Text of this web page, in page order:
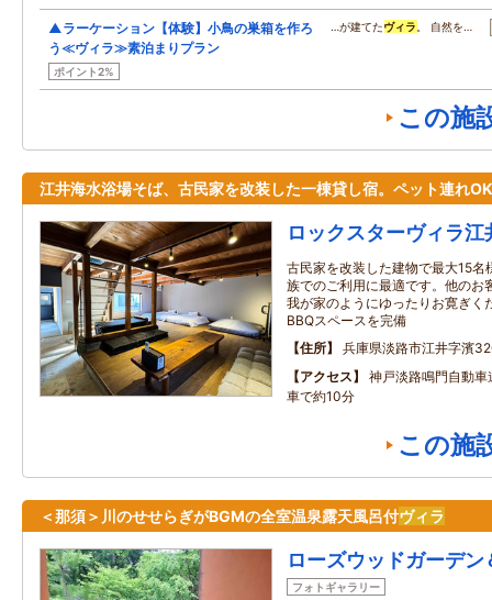
▲ラーケーション【体験】小鳥の巣箱を作ろ
う≪ヴィラ≫素泊まりプラン
ポイント2%
…が建てたヴィラ 。 自然を…
この施
江井海水浴場そば、古民家を改装した一棟貸し宿。ペット連れ
ロックスターヴィラ
古民家を改装した建物で最大15名
族でのご利用に最適です。他のお
我が家のようにゆったりお寛ぎく
BBQスペースを完備
住所
兵庫県淡路市江井字濱
アクセス
神戸淡路鳴門自動
車で約10分
この施
＜那須＞川のせせらぎがBGMの全室温泉露天風呂付ヴィラ
ローズウッドガーデン
フォトギャラリー